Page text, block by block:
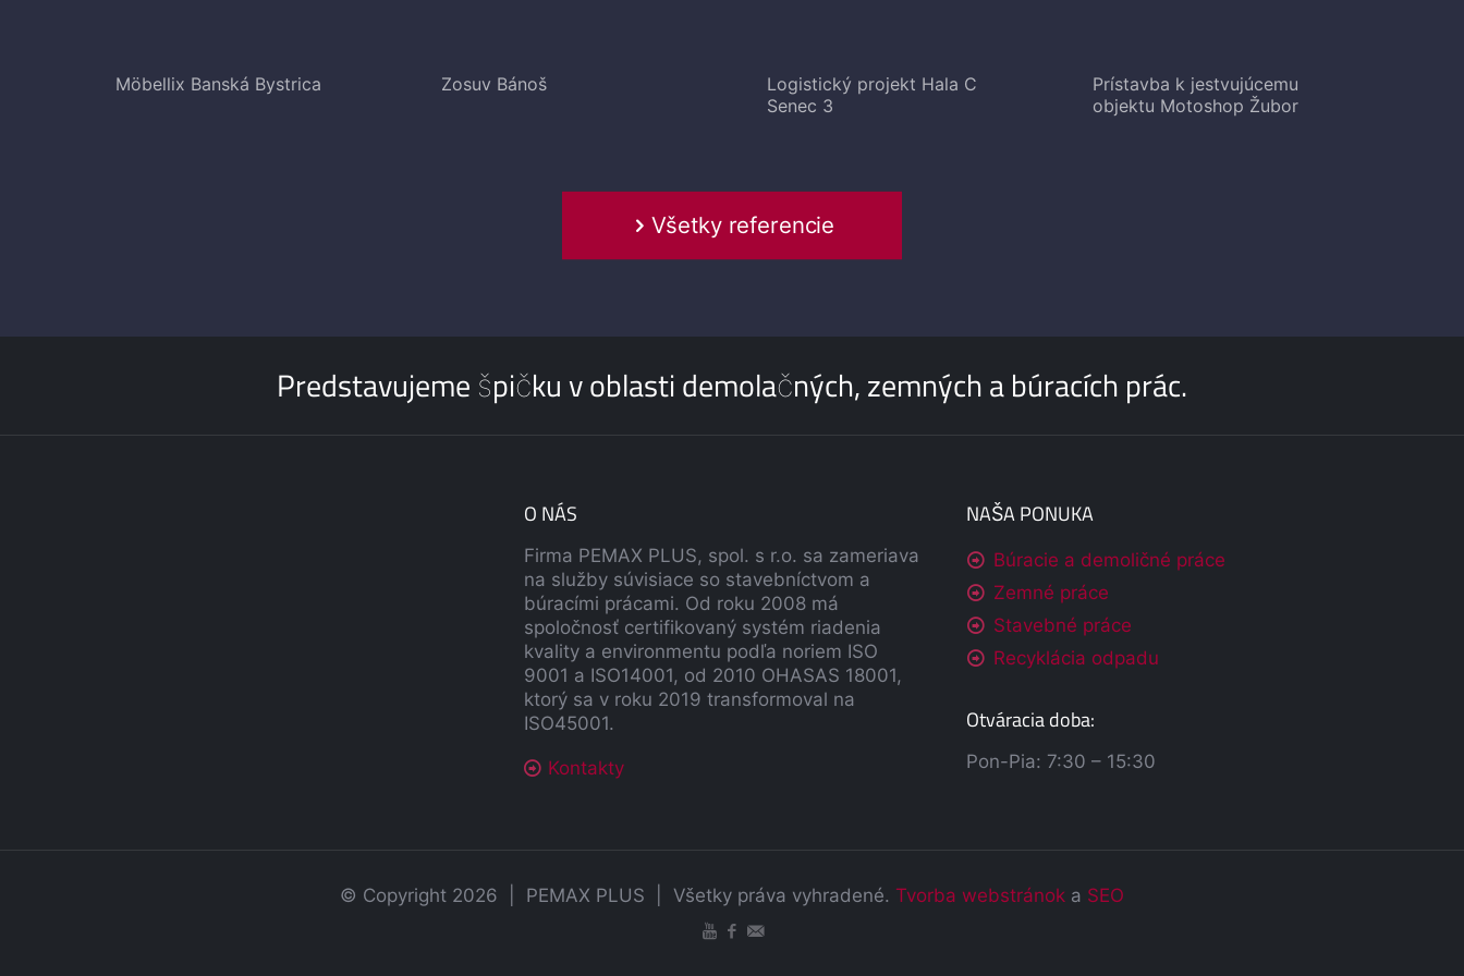
Möbellix Banská Bystrica Zosuv Bánoš
Logistický projekt Hala C
Senec 3
Prístavba k jestvujúcemu
objektu Motoshop Žubor
Všetky referencie
Predstavujeme špičku v oblasti demolačných, zemných a búracích prác.
O NÁS
Firma PEMAX PLUS, spol. s r.o. sa zameriava
na služby súvisiace so stavebníctvom a
búracími prácami. Od roku 2008 má
spoločnosť certifikovaný systém riadenia
kvality a environmentu podľa noriem ISO
9001 a ISO14001, od 2010 OHASAS 18001,
ktorý sa v roku 2019 transformoval na
ISO45001.
Kontakty
NAŠA PONUKA
Búracie a demoličné práce
Zemné práce
Stavebné práce
Recyklácia odpadu
Otváracia doba:
Pon-Pia: 7:30 – 15:30
© Copyright 2026 | PEMAX PLUS | Všetky práva vyhradené. Tvorba webstránok a SEO